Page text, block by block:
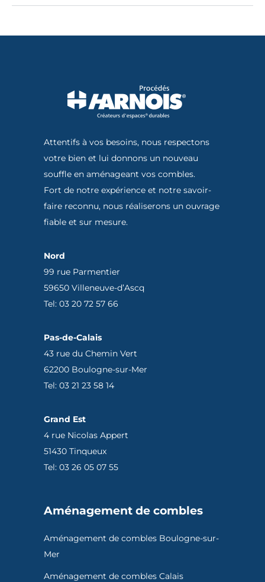
Attentifs à vos besoins, nous respectons
votre bien et lui donnons un nouveau
souffle en aménageant vos combles.
Fort de notre expérience et notre savoir-
faire reconnu, nous réaliserons un ouvrage
fiable et sur mesure.
Nord
99 rue Parmentier
59650 Villeneuve-d’Ascq
Tel: 03 20 72 57 66
Pas-de-Calais
43 rue du Chemin Vert
62200 Boulogne-sur-Mer
Tel: 03 21 23 58 14
Grand Est
4 rue Nicolas Appert
51430 Tinqueux
Tel: 03 26 05 07 55
Aménagement de combles
Aménagement de combles Boulogne-sur-
Mer
Aménagement de combles Calais